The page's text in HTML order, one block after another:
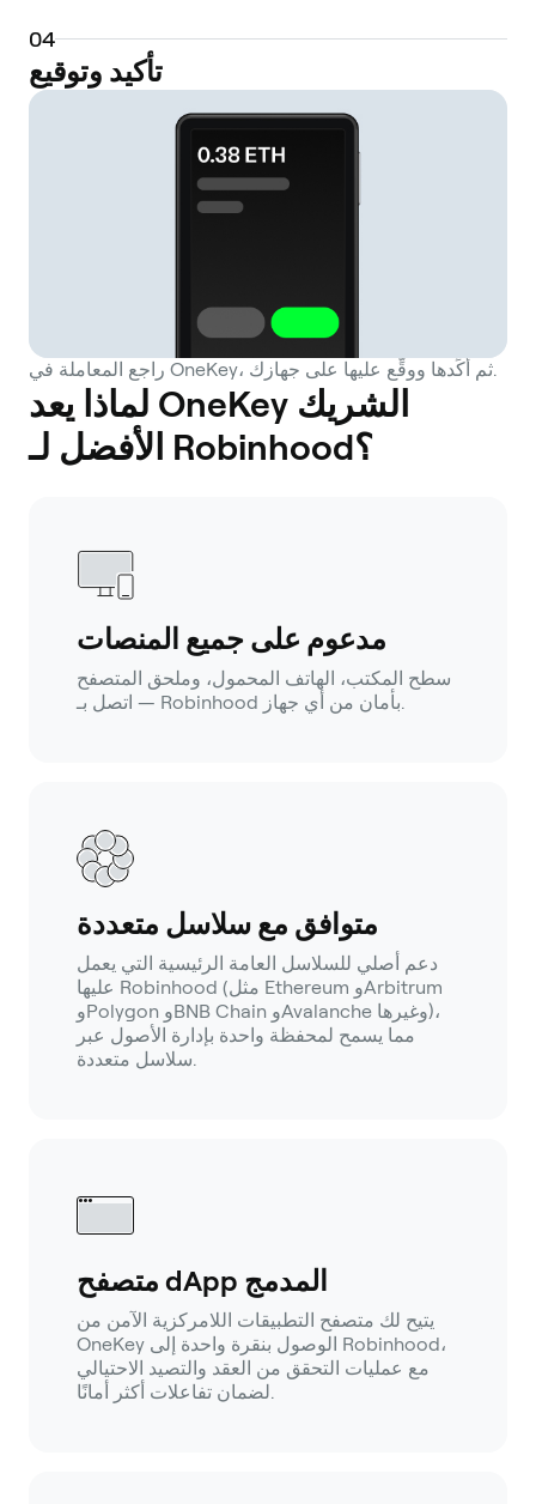
04
تأكيد وتوقيع
راجع المعاملة في OneKey، ثم أكِّدها ووقِّع عليها على جهازك.
لماذا يعد OneKey الشريك
الأفضل لـ Robinhood؟
مدعوم على جميع المنصات
سطح المكتب، الهاتف المحمول، وملحق المتصفح
— اتصل بـ Robinhood بأمان من أي جهاز.
متوافق مع سلاسل متعددة
دعم أصلي للسلاسل العامة الرئيسية التي يعمل
عليها Robinhood (مثل Ethereum وArbitrum
وPolygon وBNB Chain وAvalanche وغيرها)،
مما يسمح لمحفظة واحدة بإدارة الأصول عبر
سلاسل متعددة.
متصفح dApp المدمج
يتيح لك متصفح التطبيقات اللامركزية الآمن من
OneKey الوصول بنقرة واحدة إلى Robinhood،
مع عمليات التحقق من العقد والتصيد الاحتيالي
لضمان تفاعلات أكثر أمانًا.